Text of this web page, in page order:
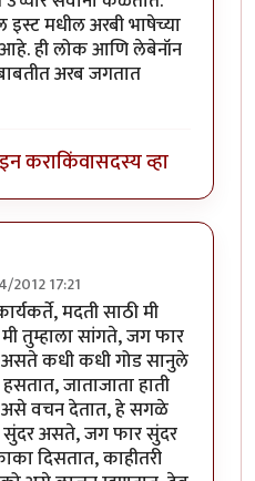
मधील अरबी भाषेच्या
ही लोक आणि लेबेनॉन
अरब जगतात
कराकिंवासदस्य व्हा
2012 17:21
मदती साठी मी
तुम्हाला सांगते, जग फार
कधी कधी गोड सानुले
जाताजाता हाती
वचन देतात, हे सगळे
असते, जग फार सुंदर
दिसतात, काहीतरी